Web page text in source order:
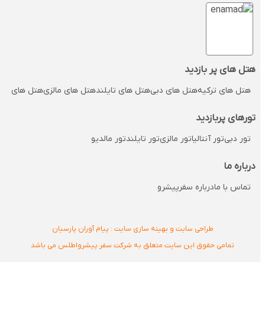
هتل های پر بازدید
هتل های ترکیههتل های دبیهتل های تایلندهتل های مالزیهتل های
تورهای پربازدید
تور دبیتور آنتالیاتور مالزیتور تایلندتور مالدیو
درباره ما
تماس با مادرباره سفرپیشرو
طراحی سایت و بهینه سازی سایت : پیام آوران پارسیان
تمامی حقوق این سایت متعلق به شرکت سفر پیشرواطلس می باشد